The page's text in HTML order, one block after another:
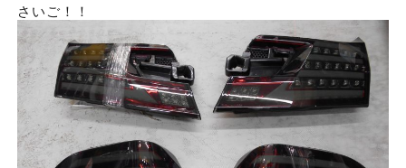
さいご！！